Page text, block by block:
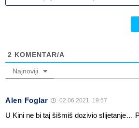
2 KOMENTAR/A
Najnoviji
Alen Foglar 02.06.2021. 19:57
U Kini ne bi taj šišmiš dozivio slijetanje…